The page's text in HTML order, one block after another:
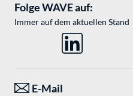
Folge WAVE auf:
Immer auf dem aktuellen Stand
E-Mail